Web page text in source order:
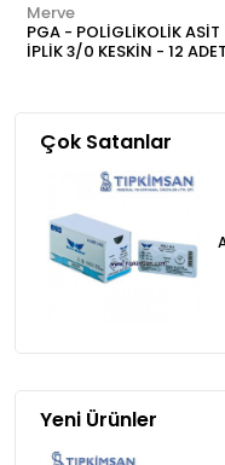
Merve
PGA - POLİGLİKOLİK ASİT
İPLİK 3/0 KESKİN - 12 ADET
Çok Satanlar
Yeni Ürünler